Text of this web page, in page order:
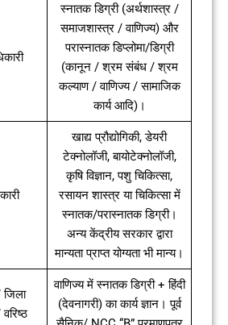
स्नातक डिग्री (अर्थशास्त्र /
समाजशास्त्र / वाणिज्य) और
परास्नातक डिप्लोमा/डिग्री
(कानून / श्रम संबंध / श्रम
कल्याण / वाणिज्य / सामाजिक
कार्य आदि)।
खाद्य प्रौद्योगिकी, डेयरी
टेक्नोलॉजी, बायोटेक्नोलॉजी,
कृषि विज्ञान, पशु चिकित्सा,
रसायन शास्त्र या चिकित्सा में
स्नातक/परास्नातक डिग्री।
अन्य केंद्रीय सरकार द्वारा
मान्यता प्राप्त योग्यता भी मान्य।
वाणिज्य में स्नातक डिग्री + हिंदी
(देवनागरी) का कार्य ज्ञान। पूर्व